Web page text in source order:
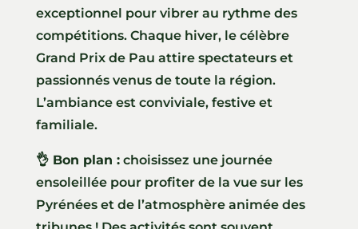
exceptionnel pour vibrer au rythme des
compétitions. Chaque hiver, le célèbre
Grand Prix de Pau attire spectateurs et
passionnés venus de toute la région.
L’ambiance est conviviale, festive et
familiale.
👌 Bon plan :choisissez une journée
ensoleillée pour profiter de la vue sur les
Pyrénées et de l’atmosphère animée des